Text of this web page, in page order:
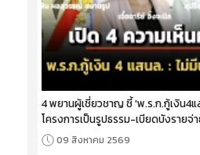
4 พยานผู้เชี่ยวชาญ ชี้ 'พ.ร.ก.กู้เงิน4
โครงการเป็นรูปธรรม-เบียดบังรายจ่
09 สิงหาคม 2569